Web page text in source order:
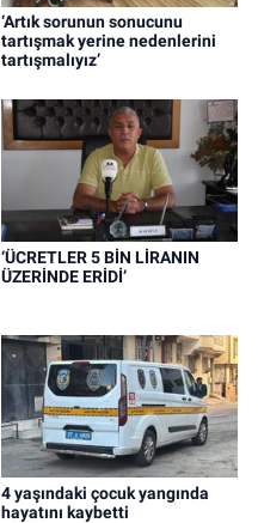
‘Artık sorunun sonucunu
tartışmak yerine nedenlerini
tartışmalıyız’
‘ÜCRETLER 5 BİN LİRANIN
ÜZERİNDE ERİDİ’
4 yaşındaki çocuk yangında
hayatını kaybetti